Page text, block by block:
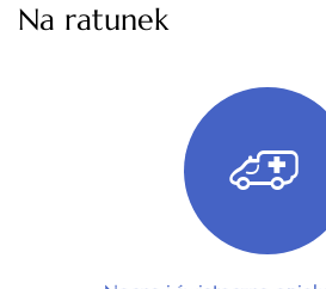
Na ratunek